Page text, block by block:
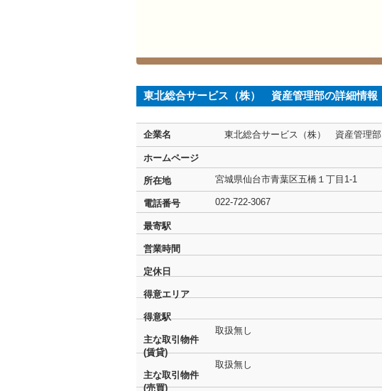
東北総合サービス（株） 資産管理部の詳細情報
企業名 東北総合サービス（株） 資産管理部
ホームページ
所在地 宮城県仙台市青葉区五橋１丁目1-1
電話番号 022-722-3067
最寄駅
営業時間
定休日
得意エリア
得意駅
主な取引物件
(賃貸)
取扱無し
主な取引物件
(売買)
取扱無し